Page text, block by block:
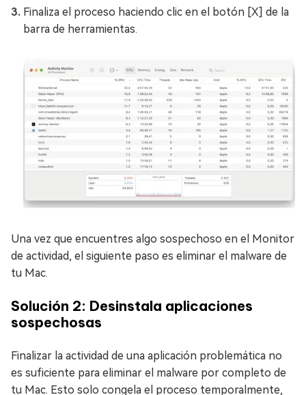
Finaliza el proceso haciendo clic en el botón [X] de la
barra de herramientas.
Una vez que encuentres algo sospechoso en el Monitor
de actividad, el siguiente paso es eliminar el malware de
tu Mac.
Solución 2: Desinstala aplicaciones
sospechosas
Finalizar la actividad de una aplicación problemática no
es suficiente para eliminar el malware por completo de
tu Mac. Esto solo congela el proceso temporalmente,